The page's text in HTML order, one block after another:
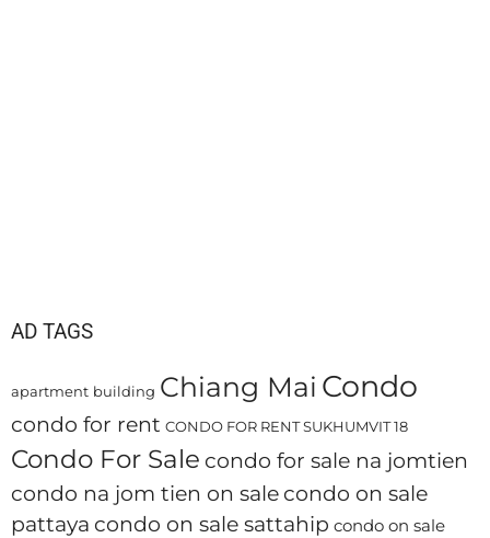
AD TAGS
apartment building Chiang Mai Condo
condo for rent CONDO FOR RENT SUKHUMVIT 18
Condo For Sale condo for sale na jomtien
condo na jom tien on sale condo on sale
pattaya condo on sale sattahip condo on sale